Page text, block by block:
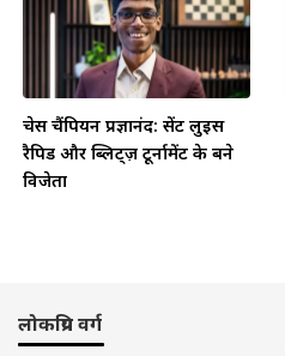
चेस चैंपियन प्रज्ञानंद: सेंट लुइस
रैपिड और ब्लिट्ज़ टूर्नामेंट के बने
विजेता
लोकप्रिय वर्ग